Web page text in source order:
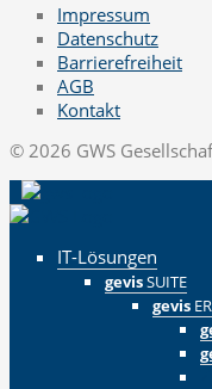
Impressum
Datenschutz
Barrierefreiheit
AGB
Kontakt
© 2026 GWS
IT-Lösungen
gevisSUITE
gevis